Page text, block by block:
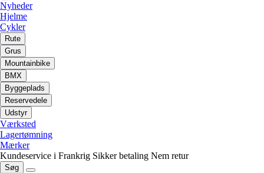
Nyheder
Hjelme
Cykler
Rute
Grus
Mountainbike
BMX
Byggeplads
Reservedele
Udstyr
Værksted
Lagertømning
Mærker
Kundeservice i Frankrig Sikker betaling Nem retur
Søg